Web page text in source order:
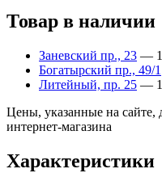
Товар в наличии
Заневский пр., 23 —
Богатырский пр., 49/1
Литейный, пр. 25 —
Цены, указанные на сайте,
интернет-магазина
Характеристики